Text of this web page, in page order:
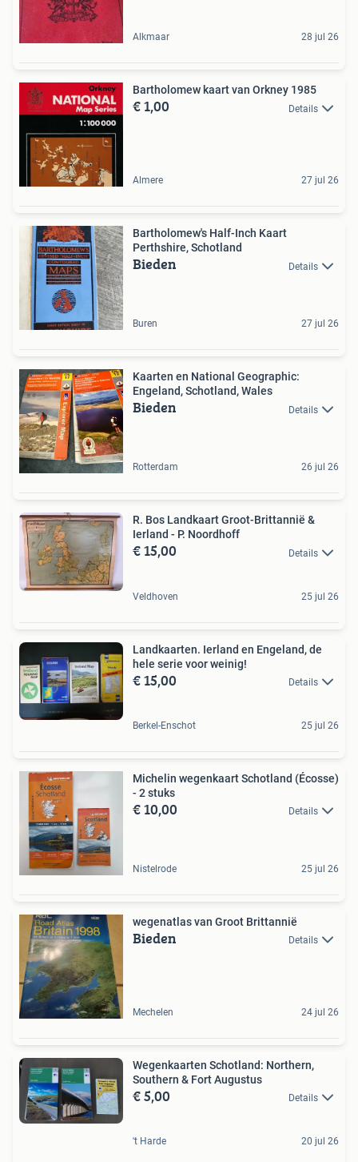
Alkmaar 28 jul 26
Bartholomew kaart van Orkney 1985
€ 1,00 Details
Almere 27 jul 26
Bartholomew's Half-Inch Kaart
Perthshire, Schotland
Bieden Details
Buren 27 jul 26
Kaarten en National Geographic:
Engeland, Schotland, Wales
Bieden Details
Rotterdam 26 jul 26
R. Bos Landkaart Groot-Brittannië &
Ierland - P. Noordhoff
€ 15,00 Details
Veldhoven 25 jul 26
Landkaarten. Ierland en Engeland, de
hele serie voor weinig!
€ 15,00 Details
Berkel-Enschot 25 jul 26
Michelin wegenkaart Schotland (Écosse)
- 2 stuks
€ 10,00 Details
Nistelrode 25 jul 26
wegenatlas van Groot Brittannië
Bieden Details
Mechelen 24 jul 26
Wegenkaarten Schotland: Northern,
Southern & Fort Augustus
€ 5,00 Details
't Harde 20 jul 26